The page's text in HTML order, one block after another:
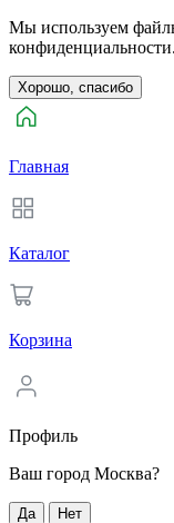
Мы используем
конфиденциальности.
Хорошо, спасибо
Главная
Каталог
Корзина
Профиль
Ваш город Москва?
Да Нет